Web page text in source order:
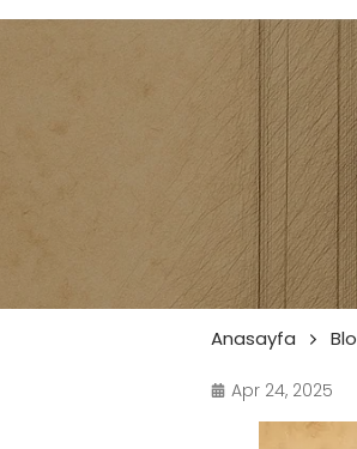
Anasayfa
Apr 24, 2025